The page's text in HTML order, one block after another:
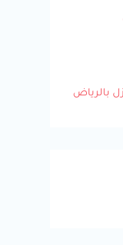
بالرياض